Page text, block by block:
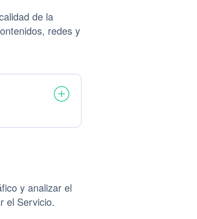
de la
redes y
y analizar el
el Servicio.